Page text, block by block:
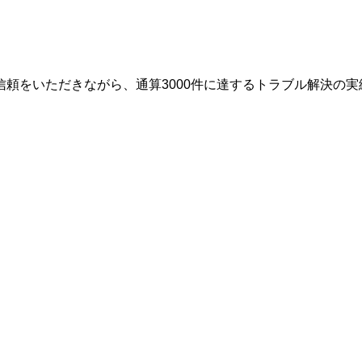
をいただきながら、通算3000件に達するトラブル解決の実